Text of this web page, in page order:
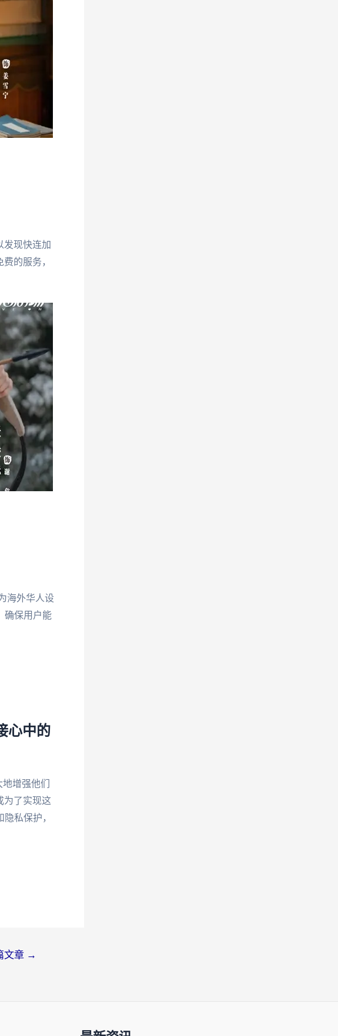
发现快连加
的服务，
海外华人设
确保用户能
心中的
增强他们
为了实现这
私保护，
文章 →